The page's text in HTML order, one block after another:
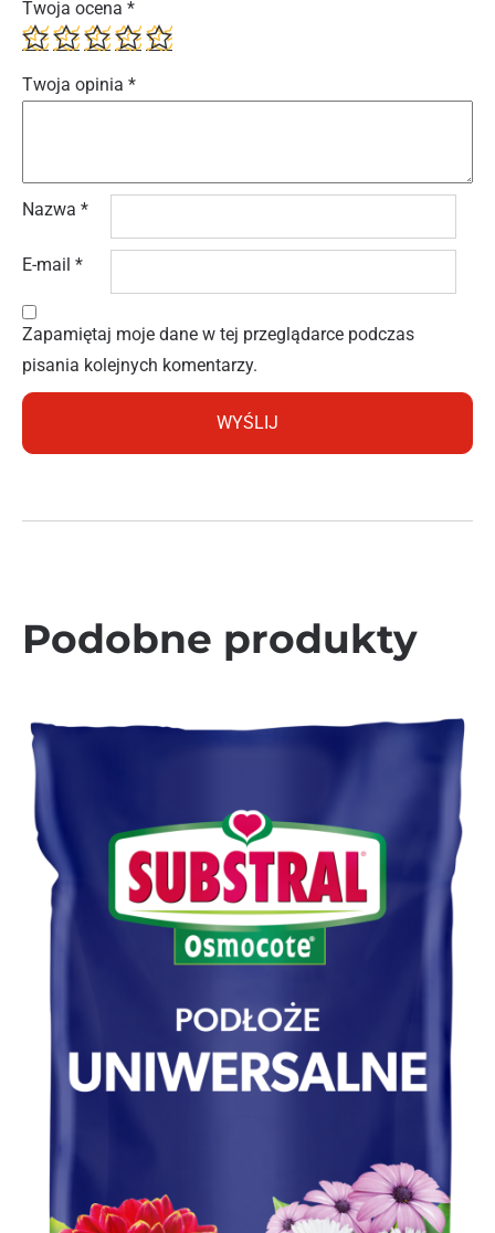
Twoja ocena *
Twoja opinia *
Nazwa *
E-mail *
Zapamiętaj moje dane w tej przeglądarce podczas
pisania kolejnych komentarzy.
Podobne produkty